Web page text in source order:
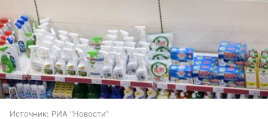
Источник: РИА "Новости"